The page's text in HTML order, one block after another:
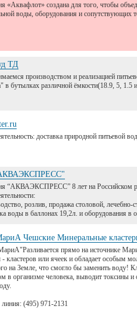
«Аквафлот» создана для того, чтобы
воды, оборудования и сопутствующих
ТД
производством и реализацией
в бутылках различной ёмкости(18.9, 5, 1.5
доставка природной питьевой
“АКВАЭКСПРЕСС” 8 лет на Российском
розлив, продажа столовой,
воды в баллонах 19,2л. и оборудования в
Чешские Минеральные
прямо на источнике
- кластеров или ячеек и обладает особым
на Земле, что смогло бы заменить воду!
в организме человека, выводит токсины
линия: (495) 971-2131